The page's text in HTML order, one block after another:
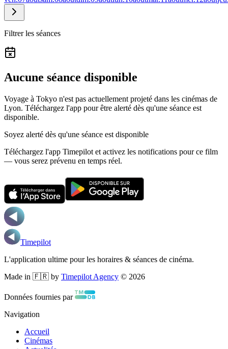
Filtrer les séances
Aucune séance disponible
Voyage à Tokyo n'est pas actuellement projeté dans les cinémas de
Lyon. Téléchargez l'app pour être alerté dès qu'une séance est
disponible.
Soyez alerté dès qu'une séance est disponible
Téléchargez l'app Timepilot et activez les notifications pour ce film
— vous serez prévenu en temps réel.
Timepilot
L'application ultime pour les horaires & séances de cinéma.
Made in 🇫🇷 by Timepilot Agency © 2026
Données fournies par
Navigation
Accueil
Cinémas